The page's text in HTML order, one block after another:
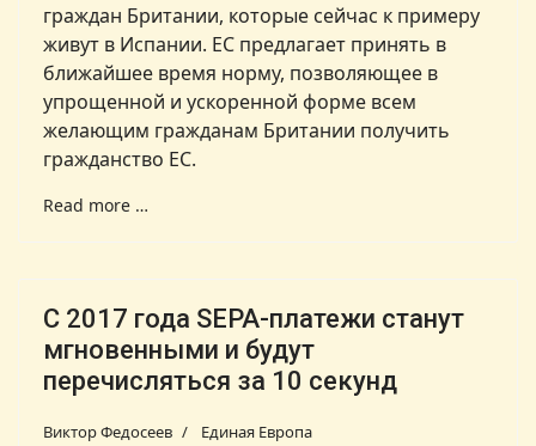
граждан Британии, которые сейчас к примеру
живут в Испании. ЕС предлагает принять в
ближайшее время норму, позволяющее в
упрощенной и ускоренной форме всем
желающим гражданам Британии получить
гражданство ЕС.
Read more …
C 2017 года SEPA-платежи станут
мгновенными и будут
перечисляться за 10 секунд
Виктор Федосеев Единая Европа